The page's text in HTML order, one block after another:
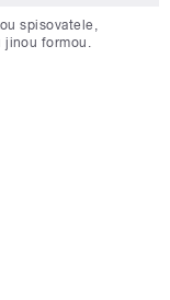
spisovatele,
jinou formou.